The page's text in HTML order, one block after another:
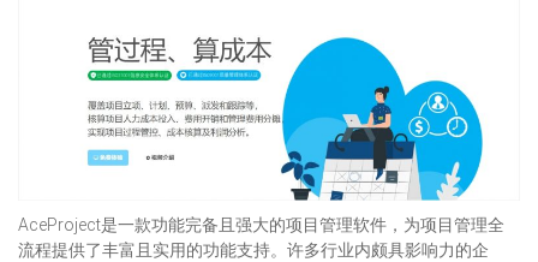
AceProject是一款功能完备且强大的项目管理软件，为项目管理全
流程提供了丰富且实用的功能支持。许多行业内颇具影响力的企